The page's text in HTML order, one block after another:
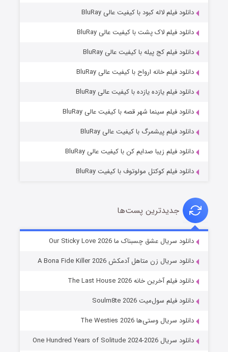
شوهر
دانلود فیلم لاله کبود با کیفیت عالی BluRay
دانلود فیلم لاک پشت با کیفیت عالی BluRay
دانلود فیلم کج‌ پیله با کیفیت عالی BluRay
دانلود فیلم خانه ارواح با کیفیت عالی BluRay
دانلود فیلم یازده یازده با کیفیت عالی BluRay
دانلود فیلم سینما شهر قصه با کیفیت عالی BluRay
دانلود فیلم پیشمرگ با کیفیت عالی BluRay
دانلود فیلم زیبا صدایم کن با کیفیت عالی BluRay
دانلود فیلم کوکتل مولوتوف با کیفیت BluRay
جدیدترین پست‌ها
دانلود سریال عشق چسبناک ما Our Sticky Love 2026
دانلود سریال زن متاهل آدمکش A Bona Fide Killer 2026
دانلود فیلم آخرین خانه The Last House 2026
دانلود فیلم سول‌میت Soulm8te 2026
دانلود سریال وستی‌ها The Westies 2026
دانلود سریال One Hundred Years of Solitude 2024-2026